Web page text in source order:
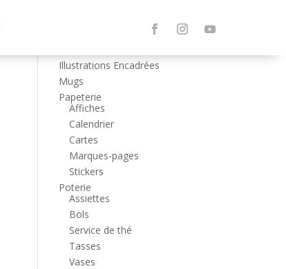
Illustrations Encadrées
Mugs
Papeterie
Affiches
Calendrier
Cartes
Marques-pages
Stickers
Poterie
Assiettes
Bols
Service de thé
Tasses
Vases